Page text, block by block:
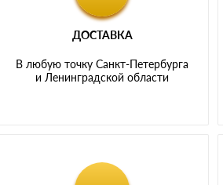
ДОСТАВКА
В любую точку Санкт-Петербурга
и Ленинградской области